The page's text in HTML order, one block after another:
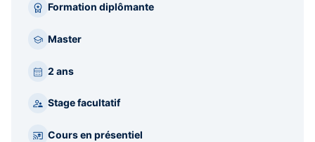
Formation diplômante
Master
2 ans
Stage facultatif
Cours en présentiel